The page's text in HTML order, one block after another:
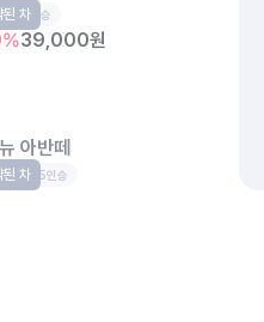
5인승
%39,000원
된 차
아반떼
형 5인승
된 차